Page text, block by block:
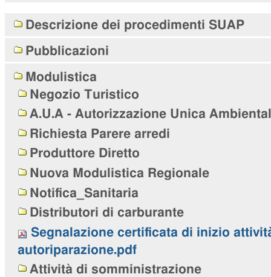
Navigazione
Descrizione dei procedimenti SUAP
Pubblicazioni
Modulistica
Negozio Turistico
A.U.A - Autorizzazione Unica
Richiesta Parere arredi
Produttore Diretto
Nuova Modulistica Regionale
Notifica_Sanitaria
Distributori di carburante
Segnalazione certificata di inizio
autoriparazione.pdf
Attività di somministrazione